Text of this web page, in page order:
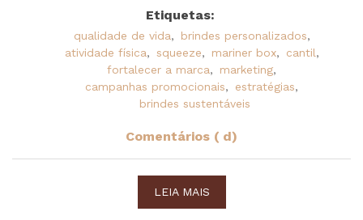
Etiquetas:
qualidade de vida, brindes personalizados,
atividade física, squeeze, mariner box, cantil,
fortalecer a marca, marketing,
campanhas promocionais, estratégias,
brindes sustentáveis
Comentários ( d)
LEIA MAIS